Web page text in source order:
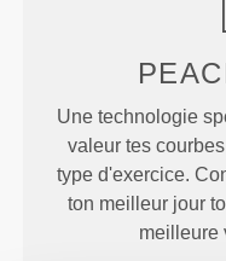
Une technologie
valeur tes
type d'exercice.
ton meilleur jour
meilleure